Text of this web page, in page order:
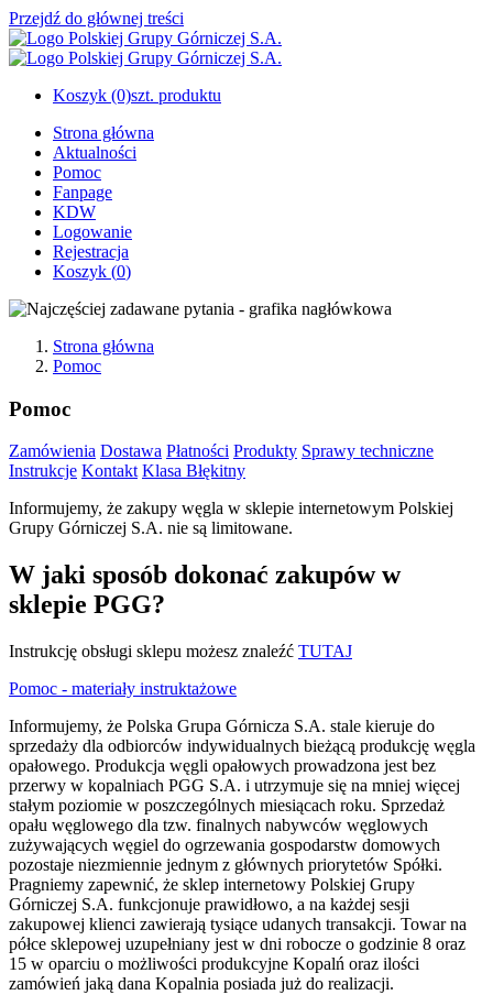
Przejdź do głównej treści
Koszyk (0)szt. produktu
Strona główna
Aktualności
Pomoc
Fanpage
KDW
Logowanie
Rejestracja
Koszyk (0)
Strona główna
Pomoc
Pomoc
Zamówienia Dostawa Płatności Produkty Sprawy techniczne
Instrukcje Kontakt Klasa Błękitny
Informujemy, że zakupy węgla w sklepie internetowym Polskiej
Grupy Górniczej S.A. nie są limitowane.
W jaki sposób dokonać zakupów w
sklepie PGG?
Instrukcję obsługi sklepu możesz znaleźć TUTAJ
Pomoc - materiały instruktażowe
Informujemy, że Polska Grupa Górnicza S.A. stale kieruje do
sprzedaży dla odbiorców indywidualnych bieżącą produkcję węgla
opałowego. Produkcja węgli opałowych prowadzona jest bez
przerwy w kopalniach PGG S.A. i utrzymuje się na mniej więcej
stałym poziomie w poszczególnych miesiącach roku. Sprzedaż
opału węglowego dla tzw. finalnych nabywców węglowych
zużywających węgiel do ogrzewania gospodarstw domowych
pozostaje niezmiennie jednym z głównych priorytetów Spółki.
Pragniemy zapewnić, że sklep internetowy Polskiej Grupy
Górniczej S.A. funkcjonuje prawidłowo, a na każdej sesji
zakupowej klienci zawierają tysiące udanych transakcji. Towar na
półce sklepowej uzupełniany jest w dni robocze o godzinie 8 oraz
15 w oparciu o możliwości produkcyjne Kopalń oraz ilości
zamówień jaką dana Kopalnia posiada już do realizacji.